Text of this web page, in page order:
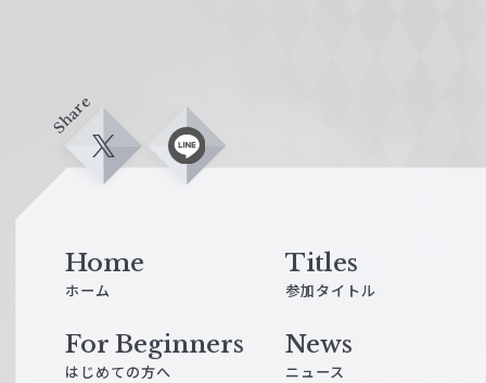
Share
X L
Home
ホーム
Titles
参加タイトル
For Beginners
はじめての方へ
News
ニュース